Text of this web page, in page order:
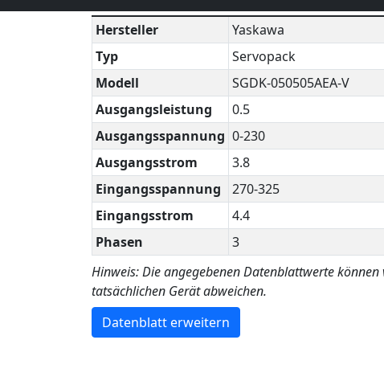
Hersteller
Yaskawa
Typ
Servopack
Modell
SGDK-050505AEA-V
Ausgangsleistung
0.5
Ausgangsspannung 0-230
Ausgangsstrom
3.8
Eingangsspannung
270-325
Eingangsstrom
4.4
Phasen
3
Hinweis: Die angegebenen Datenblattwerte können
tatsächlichen Gerät abweichen.
Datenblatt erweitern